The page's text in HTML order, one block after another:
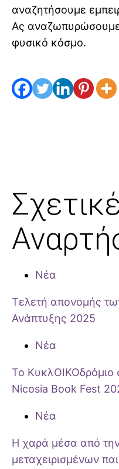
αναζητήσουμε
Ας
φυσικό κόσμο.
Νέα
Τελετή απονομής
Ανάπτυξης 2025
Νέα
Το ΚυκλΟΙΚΟδρόμιο
Nicosia Book Fest
Νέα
Η χαρά μέσα από
μεταχειρισμένων